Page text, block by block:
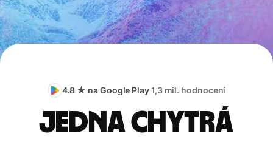
4.8 ★ na Google Play1,3 mil. hodnocení
Jedna chytrá